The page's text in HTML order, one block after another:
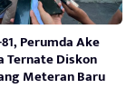
Perumda Ake
Ternate Diskon
Meteran Baru